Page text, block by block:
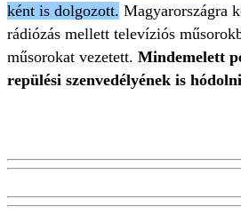
ként is dolgozott. Magyarországra
rádiózás mellett televíziós
műsorokat vezetett. Mindemelett
repülési szenvedélyének is